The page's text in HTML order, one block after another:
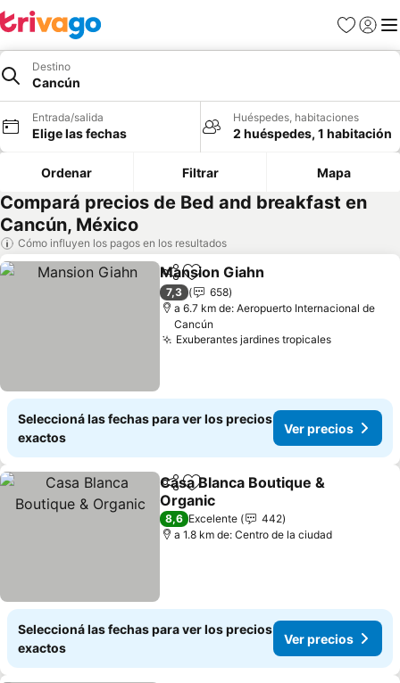
Favoritos
Iniciar
Destino
Cancún
Entrada/salida
Elige las fechas
Huéspedes, habitaciones
2 huéspedes, 1 habitación
Ordenar Filtrar Mapa
Compará precios de Bed and breakfast en
Cancún, México
Cómo influyen los pagos en los resultados
CompartirAñadir a favoritos
Mansion Giahn
7,3
658
a 6.7 km de: Aeropuerto Internacional de
Cancún
Exuberantes jardines tropicalesVer
Seleccioná las fechas para ver los precios
exactos
Ver precios
CompartirAñadir a favoritos
Casa Blanca Boutique &
Organic
Ver precios
8,6 Excelente
442
a 1.8 km de: Centro de la ciudad
Seleccioná las fechas para ver los precios
exactos
Ver precios